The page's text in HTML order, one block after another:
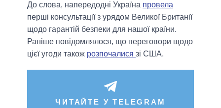
До слова, напередодні Україна провела
перші консультації з урядом Великої Британії
щодо гарантій безпеки для нашої країни.
Раніше повідомлялося, що переговори щодо
цієї угоди також розпочалися зі США.
ЧИТАЙТЕ У TELEGRAM